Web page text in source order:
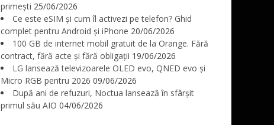
primești 25/06/2026
Ce este eSIM și cum îl activezi pe telefon? Ghid
complet pentru Android și iPhone 20/06/2026
100 GB de internet mobil gratuit de la Orange. Fără
contract, fără acte și fără obligații 19/06/2026
LG lansează televizoarele OLED evo, QNED evo și
Micro RGB pentru 2026 09/06/2026
După ani de refuzuri, Noctua lansează în sfârșit
primul său AIO 04/06/2026